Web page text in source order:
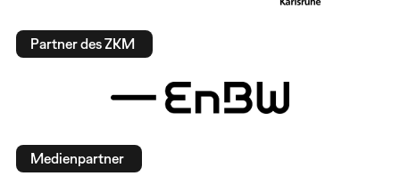
Partner des ZKM
Medienpartner